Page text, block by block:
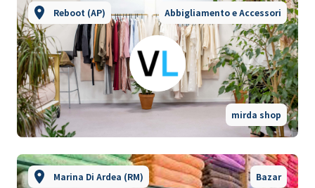
Reboot (AP) Abbigliamento e Accessori
mirda shop
Marina Di Ardea (RM) Bazar